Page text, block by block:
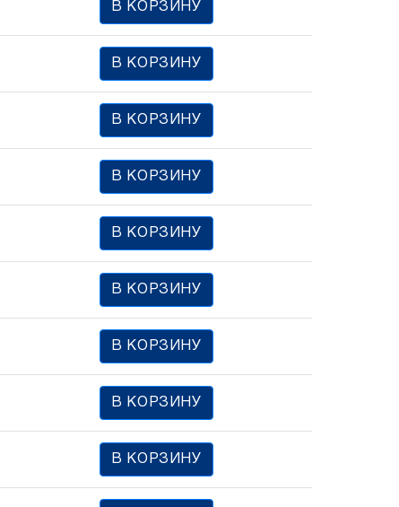
В КОРЗИНУ
В КОРЗИНУ
В КОРЗИНУ
В КОРЗИНУ
В КОРЗИНУ
В КОРЗИНУ
В КОРЗИНУ
В КОРЗИНУ
В КОРЗИНУ